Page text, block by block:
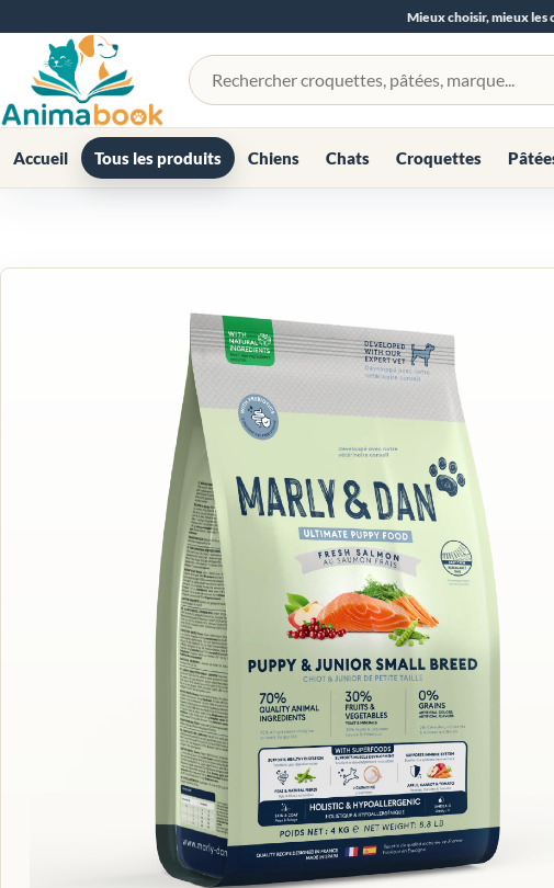
Mieux choisir, mieux les
Rechercher un produit
Accueil Tous les produits Chiens Chats Croquettes